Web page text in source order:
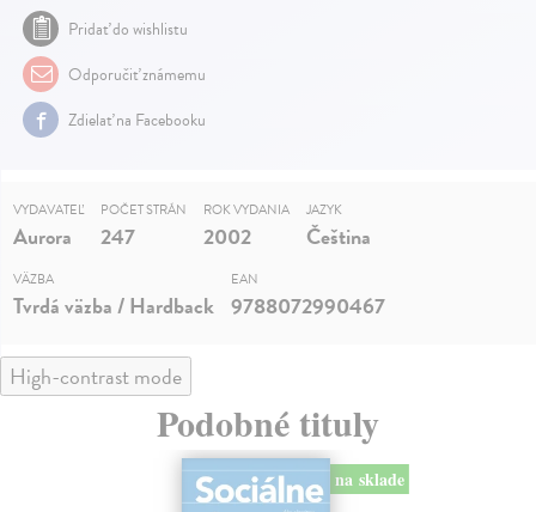
Pridať do wishlistu
Odporučiť známemu
Zdielať na Facebooku
VYDAVATEĽ
Aurora
POČET STRÁN
247
ROK VYDANIA
2002
JAZYK
Čeština
VÄZBA
Tvrdá väzba / Hardback
EAN
9788072990467
High-contrast mode
Podobné tituly
na sklade